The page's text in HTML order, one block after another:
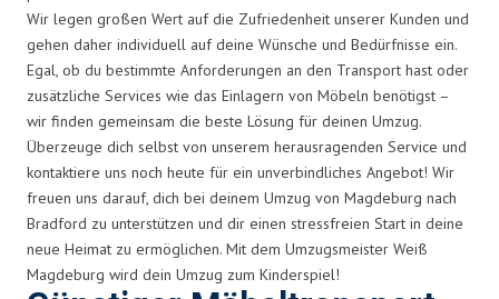
Wir legen großen Wert auf die Zufriedenheit unserer Kunden und
gehen daher individuell auf deine Wünsche und Bedürfnisse ein.
Egal, ob du bestimmte Anforderungen an den Transport hast oder
zusätzliche Services wie das Einlagern von Möbeln benötigst –
wir finden gemeinsam die beste Lösung für deinen Umzug.
Überzeuge dich selbst von unserem herausragenden Service und
kontaktiere uns noch heute für ein unverbindliches Angebot! Wir
freuen uns darauf, dich bei deinem Umzug von Magdeburg nach
Bradford zu unterstützen und dir einen stressfreien Start in deine
neue Heimat zu ermöglichen. Mit dem Umzugsmeister Weiß
Magdeburg wird dein Umzug zum Kinderspiel!